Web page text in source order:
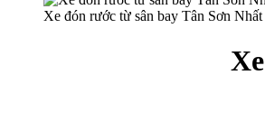
Xe đón rước từ sân bay Tân Sơn